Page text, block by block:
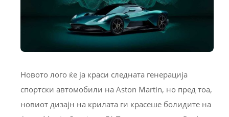
Новото лого ќе ја краси следната генерација
спортски автомобили на Aston Martin, но пред тоа,
новиот дизајн на крилата ги красеше болидите на